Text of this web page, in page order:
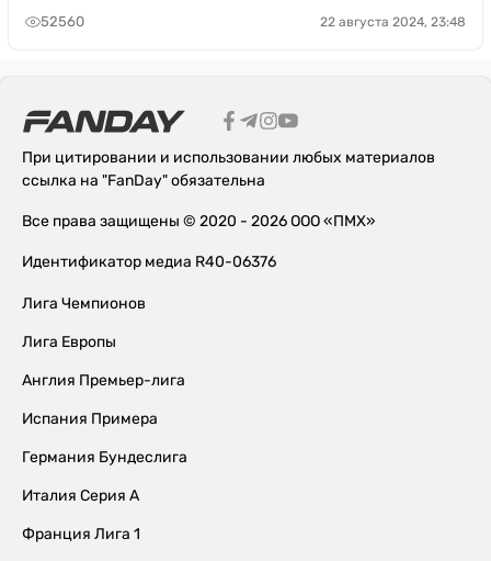
52560 22 августа 2024, 23:48
При цитировании и использовании любых материалов
ссылка на "FanDay" обязательна
Все права защищены © 2020 - 2026 ООО «ПМХ»
Идентификатор медиа R40-06376
Лига Чемпионов
Лига Европы
Англия Премьер-лига
Испания Примера
Германия Бундеслига
Италия Серия А
Франция Лига 1